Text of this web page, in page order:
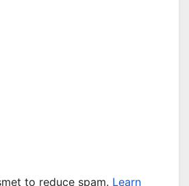
to reduce spam. Learn